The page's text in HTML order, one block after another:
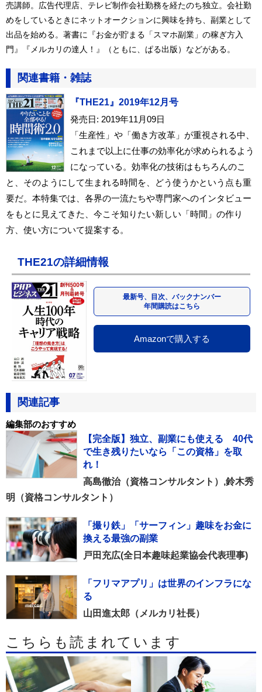
売講師。広告代理店、テレビ制作会社勤務を経たのち独立。会社勤
めをしているときにネットオークションに興味を持ち、副業として
出品を始める。著書に『お金が貯まる「スマホ副業」の稼ぎ方入
門』『メルカリの達人！』（ともに、ぱる出版）などがある。
関連書籍・雑誌
『THE21』2019年12月号
発売日: 2019年11月09日
「生産性」や「働き方改革」が重視される中、
これまで以上に仕事の効率化が求められるよう
になっている。効率化の技術はもちろんのこ
と、そのようにして生まれる時間を、どう使うかという点も重
要だ。本特集では、各界の一流たちや専門家へのインタビュー
をもとに見えてきた、今こそ知りたい新しい「時間」の作り
方、使い方について提案する。
THE21の詳細情報
最新号、目次、バックナンバー
年間購読はこちら
Amazonで購入する
関連記事
編集部のおすすめ
【完全版】独立、副業にも使える 40代
で生き残りたいなら「この資格」を取
れ！
高島徹治（資格コンサルタント）,鈴木秀
明（資格コンサルタント）
「撮り鉄」「サーフィン」趣味をお金に
換える最強の副業
戸田充広(全日本趣味起業協会代表理事)
「フリマアプリ」は世界のインフラにな
る
山田進太郎（メルカリ社長）
こちらも読まれています